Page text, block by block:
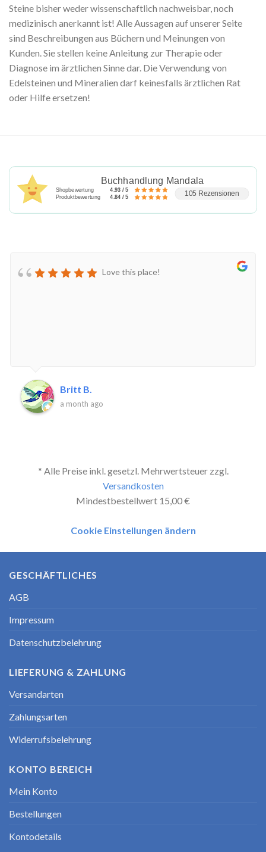
Steine bisher weder wissenschaftlich nachweisbar, noch
medizinisch anerkannt ist! Alle Aussagen auf unserer Seite
sind Beschreibungen aus Büchern und Meinungen von
Kunden. Sie stellen keine Anleitung zur Therapie oder
Diagnose im ärztlichen Sinne dar. Die Verwendung von
Edelsteinen und Mineralien darf keinesfalls ärztlichen Rat
oder Hilfe ersetzen!
Buchhandlung Mandala
Shopbewertung 4.93 / 5
Produktbewertung 4.84 / 5 105 Rezensionen
Love this place!
Britt B.
a month ago
* Alle Preise inkl. gesetzl. Mehrwertsteuer zzgl.
Versandkosten
Mindestbestellwert 15,00 €
Cookie Einstellungen ändern
GESCHÄFTLICHES
AGB
Impressum
Datenschutzbelehrung
LIEFERUNG & ZAHLUNG
Versandarten
Zahlungsarten
Widerrufsbelehrung
KONTO BEREICH
Mein Konto
Bestellungen
Kontodetails